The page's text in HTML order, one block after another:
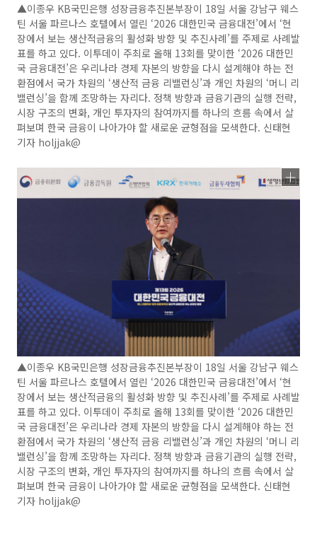
▲이종우 KB국민은행 성장금융추진본부장이 18일 서울 강남구 웨스
틴 서울 파르나스 호텔에서 열린 ‘2026 대한민국 금융대전’에서 ‘현
장에서 보는 생산적금융의 활성화 방향 및 추진사례’를 주제로 사례발
표를 하고 있다. 이투데이 주최로 올해 13회를 맞이한 ‘2026 대한민
국 금융대전’은 우리나라 경제 자본의 방향을 다시 설계해야 하는 전
환점에서 국가 차원의 ‘생산적 금융 리밸런싱’과 개인 차원의 ‘머니 리
밸런싱’을 함께 조망하는 자리다. 정책 방향과 금융기관의 실행 전략,
시장 구조의 변화, 개인 투자자의 참여까지를 하나의 흐름 속에서 살
펴보며 한국 금융이 나아가야 할 새로운 균형점을 모색한다. 신태현
기자 holjjak@
▲이종우 KB국민은행 성장금융추진본부장이 18일 서울 강남구 웨스
틴 서울 파르나스 호텔에서 열린 ‘2026 대한민국 금융대전’에서 ‘현
장에서 보는 생산적금융의 활성화 방향 및 추진사례’를 주제로 사례발
표를 하고 있다. 이투데이 주최로 올해 13회를 맞이한 ‘2026 대한민
국 금융대전’은 우리나라 경제 자본의 방향을 다시 설계해야 하는 전
환점에서 국가 차원의 ‘생산적 금융 리밸런싱’과 개인 차원의 ‘머니 리
밸런싱’을 함께 조망하는 자리다. 정책 방향과 금융기관의 실행 전략,
시장 구조의 변화, 개인 투자자의 참여까지를 하나의 흐름 속에서 살
펴보며 한국 금융이 나아가야 할 새로운 균형점을 모색한다. 신태현
기자 holjjak@